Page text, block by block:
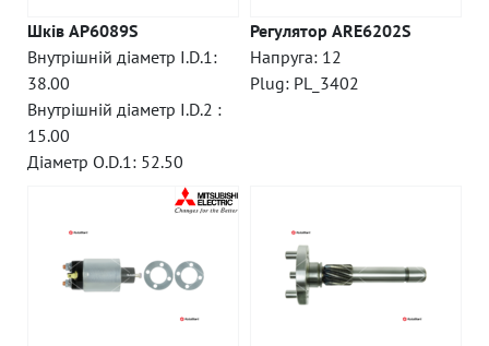
Шків AP6089S
Внутрішній діаметр I.D.1:
38.00
Внутрішній діаметр I.D.2 :
15.00
Діаметр O.D.1: 52.50
Регулятор ARE6202S
Напруга: 12
Plug: PL_3402